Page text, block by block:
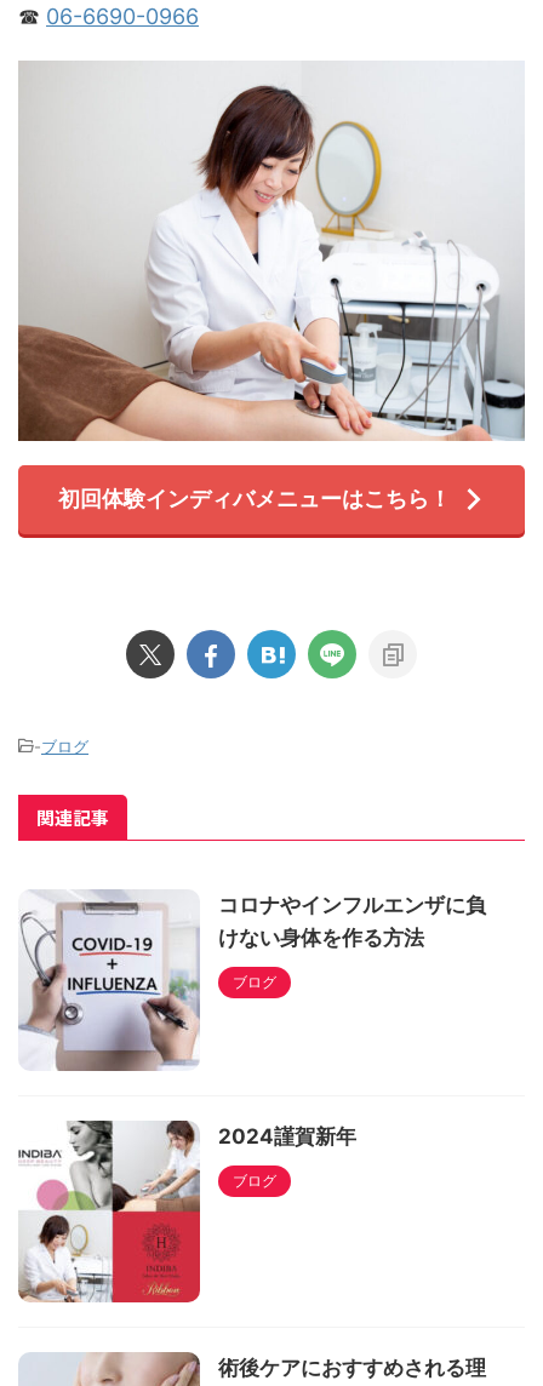
☎ 06-6690-0966
初回体験インディバメニューはこちら！
-ブログ
関連記事
コロナやインフルエンザに負
けない身体を作る方法
ブログ
2024謹賀新年
ブログ
術後ケアにおすすめされる理